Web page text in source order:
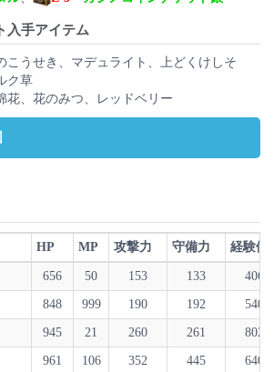
入手アイテム
こうせき、マデュライト、上どくけしそ
ク草
花、花のみつ、レッドベリー
HP MP 攻撃力 守備力 経験値
656 50 153 133 406
848 999 190 192 540
945 21 260 261 802
961 106 352 445 640